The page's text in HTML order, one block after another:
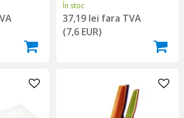
În stoc
37,19 lei fara TVA
(7,6 EUR)